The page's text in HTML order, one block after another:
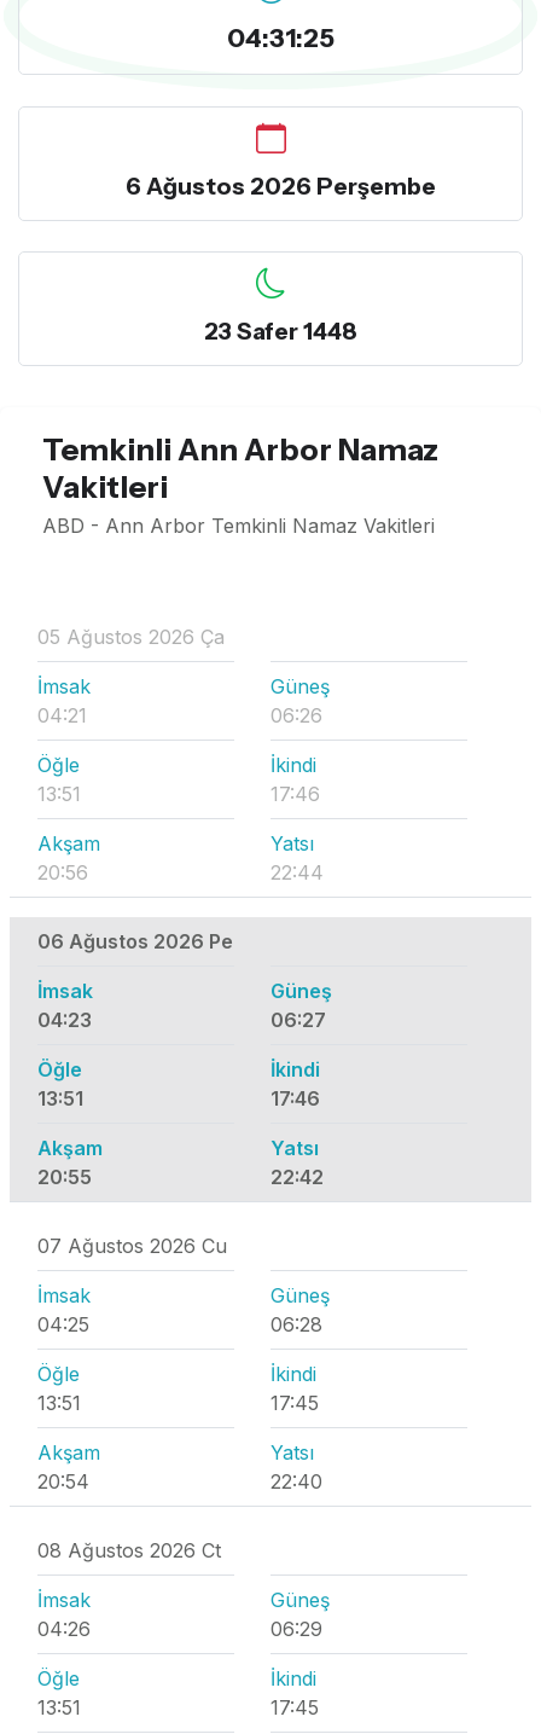
04:31:26
6 Ağustos 2026 Perşembe
23 Safer 1448
Temkinli Ann Arbor Namaz
Vakitleri
ABD - Ann Arbor Temkinli Namaz Vakitleri
05 Ağustos 2026 Ça
İmsak
04:21
Güneş
06:26
Öğle
13:51
İkindi
17:46
Akşam
20:56
Yatsı
22:44
06 Ağustos 2026 Pe
İmsak
04:23
Güneş
06:27
Öğle
13:51
İkindi
17:46
Akşam
20:55
Yatsı
22:42
07 Ağustos 2026 Cu
İmsak
04:25
Güneş
06:28
Öğle
13:51
İkindi
17:45
Akşam
20:54
Yatsı
22:40
08 Ağustos 2026 Ct
İmsak
04:26
Güneş
06:29
Öğle
13:51
İkindi
17:45